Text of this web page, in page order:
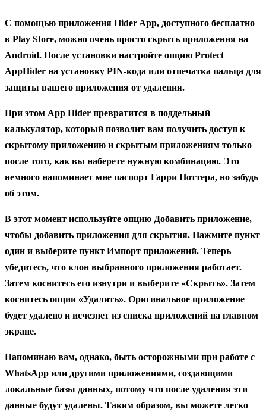
С помощью приложения Hider App, доступного бесплатно
в Play Store, можно очень просто скрыть приложения на
Android. После установки настройте опцию Protect
AppHider на установку PIN-кода или отпечатка пальца для
защиты вашего приложения от удаления.
При этом App Hider превратится в поддельный
калькулятор, который позволит вам получить доступ к
скрытому приложению и скрытым приложениям только
после того, как вы наберете нужную комбинацию. Это
немного напоминает мне паспорт Гарри Поттера, но забудь
об этом.
В этот момент используйте опцию Добавить приложение,
чтобы добавить приложения для скрытия. Нажмите пункт
один и выберите пункт Импорт приложений. Теперь
убедитесь, что клон выбранного приложения работает.
Затем коснитесь его изнутри и выберите «Скрыть». Затем
коснитесь опции «Удалить». Оригинальное приложение
будет удалено и исчезнет из списка приложений на главном
экране.
Напоминаю вам, однако, быть осторожными при работе с
WhatsApp или другими приложениями, создающими
локальные базы данных, потому что после удаления эти
данные будут удалены. Таким образом, вы можете легко